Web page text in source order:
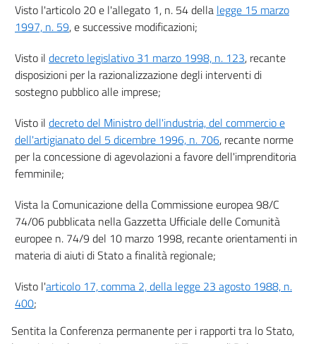
16
18
19
Capo III
Agevolazioni per i programmi regionali per i corsi di formazione
imprenditoriale e per servizi di consulenza ed assistenza e
contributi alle regioni.
21
22
Capo IV
Disposizioni finali
23
Visto l'articolo 20 e l'allegato 1, n. 54 della legge 15 marzo
1997, n. 59, e successive modificazioni;
Visto il decreto legislativo 31 marzo 1998, n. 123, recante
disposizioni per la razionalizzazione degli interventi di
sostegno pubblico alle imprese;
Visto il decreto del Ministro dell'industria, del commercio e
dell'artigianato del 5 dicembre 1996, n. 706, recante norme
per la concessione di agevolazioni a favore dell'imprenditoria
femminile;
Vista la Comunicazione della Commissione europea 98/C
74/06 pubblicata nella Gazzetta Ufficiale delle Comunità
europee n. 74/9 del 10 marzo 1998, recante orientamenti in
materia di aiuti di Stato a finalità regionale;
Visto l'articolo 17, comma 2, della legge 23 agosto 1988, n.
400;
Sentita la Conferenza permanente per i rapporti tra lo Stato,